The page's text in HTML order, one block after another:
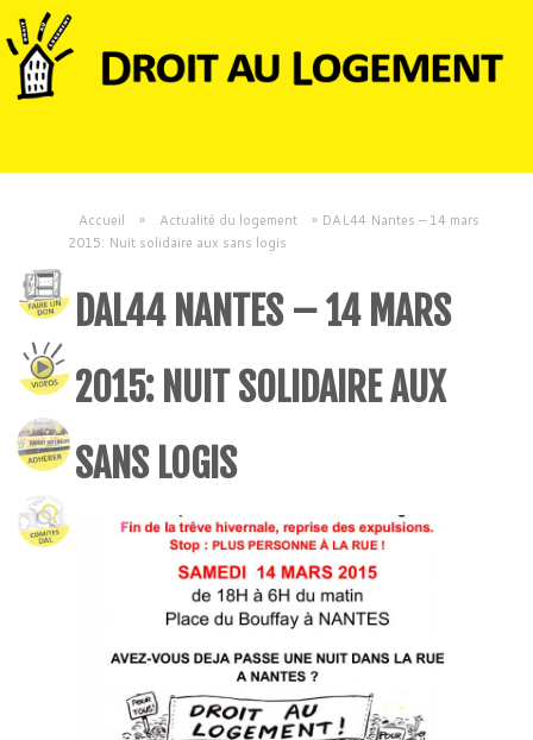
Accueil » Actualité du logement » DAL44 Nantes – 14 mars
2015: Nuit solidaire aux sans logis
DAL44 NANTES – 14 MARS
2015: NUIT SOLIDAIRE AUX
SANS LOGIS